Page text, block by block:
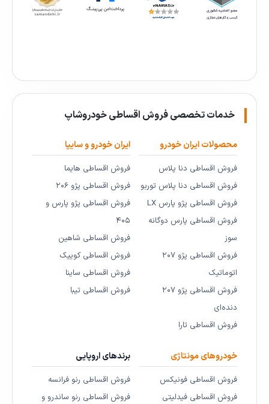
خدمات تخصصی فروش اقساطی خودروشاپ
محصولات ایران خودرو
فروش اقساطی دنا پلاس
فروش اقساطی دنا پلاس توربو
فروش اقساطی پژو پارس LX
فروش اقساطی پارس دوگانه
سوز
فروش اقساطی پژو ۲۰۷
اتوماتیک
فروش اقساطی پژو ۲۰۷
دنده‌ای
فروش اقساطی تارا
ایران خودرو و سایپا
فروش اقساطی هایما
فروش اقساطی پژو ۲۰۶
فروش اقساطی پژو پارس و
۴۰۵
فروش اقساطی شاهین
فروش اقساطی کوییک
فروش اقساطی ساینا
فروش اقساطی تیبا
خودروهای مونتاژی
فروش اقساطی فونیکس
فروش اقساطی فیدلیتی
برندهای اروپایی
فروش اقساطی رنو فرانسه
فروش اقساطی رنو ساندرو و